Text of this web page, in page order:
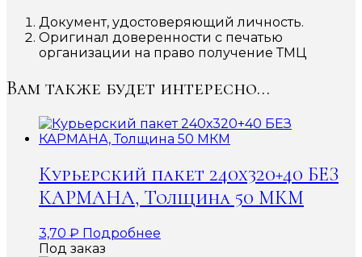
Документ, удостоверяющий личность.
Оригинал доверенности с печатью
организации на право получение ТМЦ
Вам также будет интересно…
Курьерский пакет 240х320+40 БЕЗ
КАРМАНА, Толщина 50 МКМ
3,70 ₽ Подробнее
Под заказ